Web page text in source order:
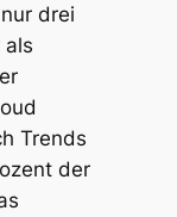
drei
als
Trends
der